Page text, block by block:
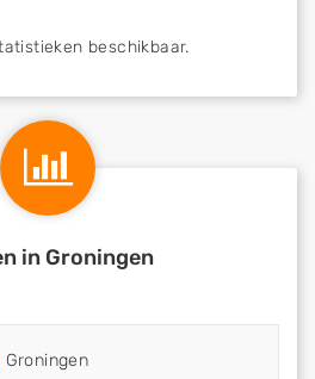
beschikbaar.
in Groningen
Groningen